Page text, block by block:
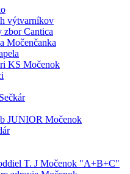
výtvarníkov
zbor Cantica
Močenčanka
KS Močenok
JUNIOR Močenok
T. J Močenok "A+B+C"